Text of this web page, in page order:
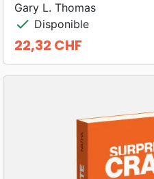
Gary L. Thomas
check Disponible
Prix
22,32 CHF